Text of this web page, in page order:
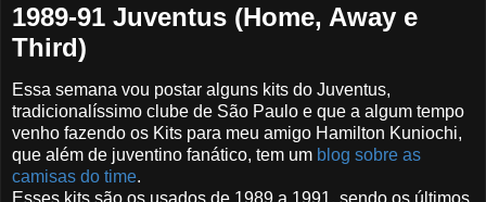
1989-91 Juventus (Home, Away e
Third)
Essa semana vou postar alguns kits do Juventus,
tradicionalíssimo clube de São Paulo e que a algum tempo
venho fazendo os Kits para meu amigo Hamilton Kuniochi,
que além de juventino fanático, tem um blog sobre as
camisas do time.